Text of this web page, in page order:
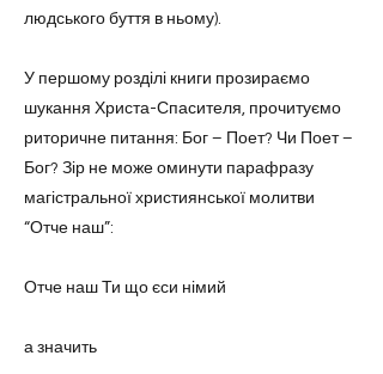
людського буття в ньому).
У першому розділі книги прозираємо
шукання Христа-Спасителя, прочитуємо
риторичне питання: Бог – Поет? Чи Поет –
Бог? Зір не може оминути парафразу
магістральної християнської молитви
“Отче наш”:
Отче наш Ти що єси німий
а значить